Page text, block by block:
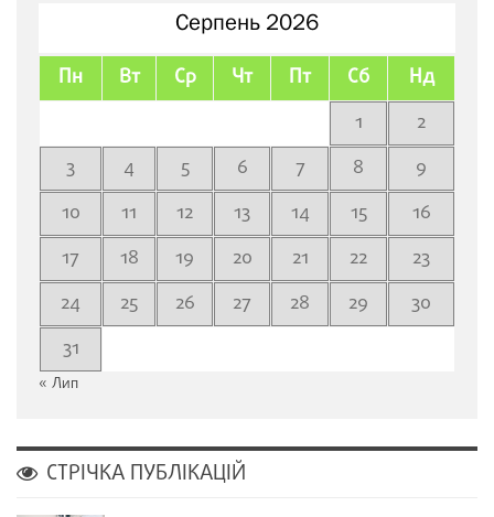
Серпень 2026
Пн Вт Ср Чт Пт Сб Нд
1
2
3
4 5 6 7 8
9
10
11 12 13 14 15
16
17
18 19 20 21 22
23
24
25 26 27 28 29
30
31
« Лип
СТРІЧКА ПУБЛІКАЦІЙ